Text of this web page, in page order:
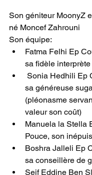
Son géniteur MoonyZ
né Moncef Zahrouni
Son équipe:
Fatma Felhi Ep
sa fidèle interprète
sa généreuse
(pléonasme
valeur son coût)
Manuela la Stella
Pouce, son
Boshra Jalleli Ep
sa conseillère de
Seif Eddine Ben